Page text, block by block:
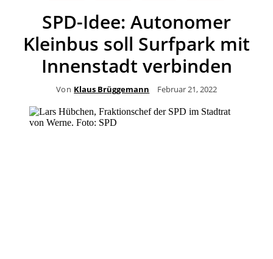
SPD-Idee: Autonomer
Kleinbus soll Surfpark mit
Innenstadt verbinden
Von Klaus Brüggemann Februar 21, 2022